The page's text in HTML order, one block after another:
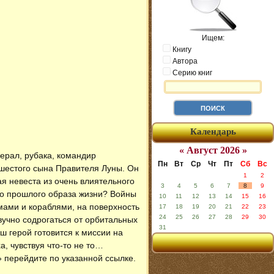
рубака, командир
сына Правителя Луны. Он
невеста из очень влиятельного
прошлого образа жизни? Войны
и кораблями, на поверхность
содрогаться от орбитальных
готовится к миссии на
что-то не то…
по указанной ссылке.
Ищем:
Книгу
Автора
Серию книг
Календарь
« Август 2026 »
Пн Вт Ср Чт Пт Сб Вс
1
2
3
4 5 6 7 8
9
10
11 12 13 14 15
16
17
18 19 20 21 22
23
24
25 26 27 28 29
30
31